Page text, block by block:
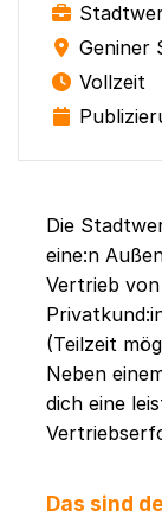
Geniner
Vollzeit
Die
eine:n
Vertrieb
(Teilzeit
Neben
dich eine
Das sind